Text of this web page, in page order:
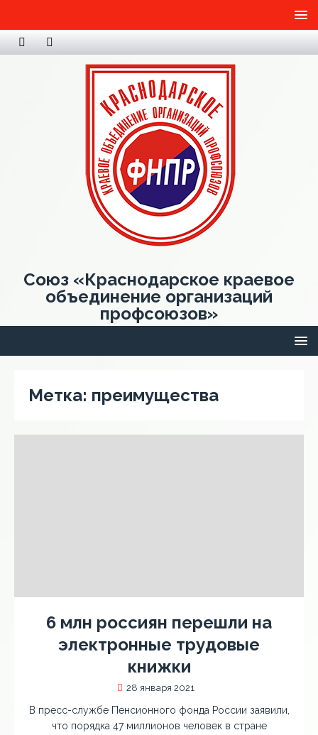
Союз «Краснодарское краевое
объединение организаций
профсоюзов»
Метка: преимущества
6 млн россиян перешли на
электронные трудовые
книжки
28 января 2021
В пресс-службе Пенсионного фонда России заявили,
что порядка 47 миллионов человек в стране